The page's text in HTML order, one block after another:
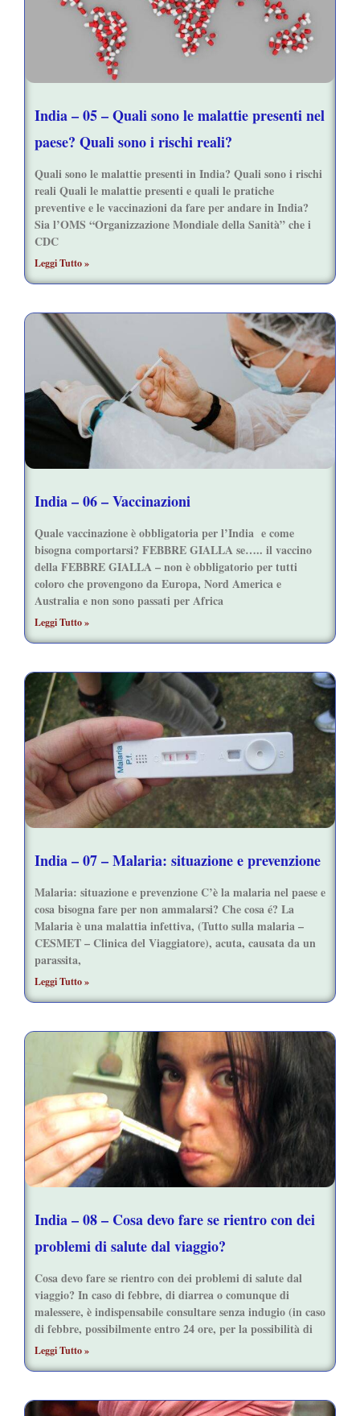
India – 05 – Quali sono le malattie presenti nel
paese? Quali sono i rischi reali?
Quali sono le malattie presenti in India? Quali sono i rischi
reali Quali le malattie presenti e quali le pratiche
preventive e le vaccinazioni da fare per andare in India?
Sia l’OMS “Organizzazione Mondiale della Sanità” che i
CDC
Leggi Tutto »
India – 06 – Vaccinazioni
Quale vaccinazione è obbligatoria per l’India e come
bisogna comportarsi? FEBBRE GIALLA se….. il vaccino
della FEBBRE GIALLA – non è obbligatorio per tutti
coloro che provengono da Europa, Nord America e
Australia e non sono passati per Africa
Leggi Tutto »
India – 07 – Malaria: situazione e prevenzione
Malaria: situazione e prevenzione C’è la malaria nel paese e
cosa bisogna fare per non ammalarsi? Che cosa é? La
Malaria è una malattia infettiva, (Tutto sulla malaria –
CESMET – Clinica del Viaggiatore), acuta, causata da un
parassita,
Leggi Tutto »
India – 08 – Cosa devo fare se rientro con dei
problemi di salute dal viaggio?
Cosa devo fare se rientro con dei problemi di salute dal
viaggio? In caso di febbre, di diarrea o comunque di
malessere, è indispensabile consultare senza indugio (in caso
di febbre, possibilmente entro 24 ore, per la possibilità di
Leggi Tutto »